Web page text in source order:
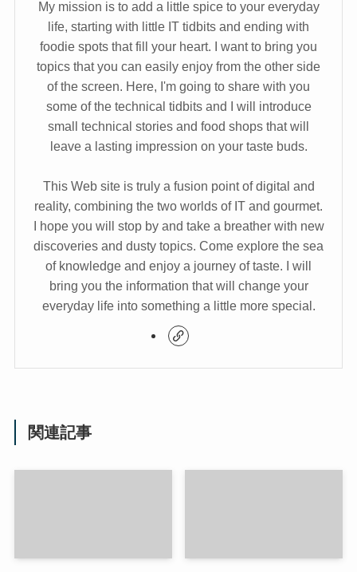
My mission is to add a little spice to your everyday
life, starting with little IT tidbits and ending with
foodie spots that fill your heart. I want to bring you
topics that you can easily enjoy from the other side
of the screen. Here, I'm going to share with you
some of the technical tidbits and I will introduce
small technical stories and food shops that will
leave a lasting impression on your taste buds.
This Web site is truly a fusion point of digital and
reality, combining the two worlds of IT and gourmet.
I hope you will stop by and take a breather with new
discoveries and dusty topics. Come explore the sea
of knowledge and enjoy a journey of taste. I will
bring you the information that will change your
everyday life into something a little more special.
関連記事